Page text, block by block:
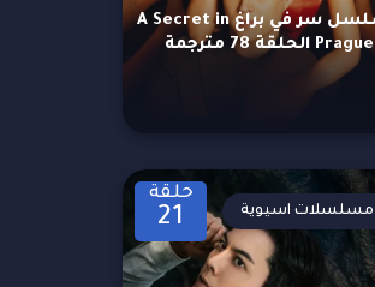
مسلسل سر في براغ A Secret in
Prague الحلقة 78 مترجمة
حلقة
21 مسلسلات اسيوية